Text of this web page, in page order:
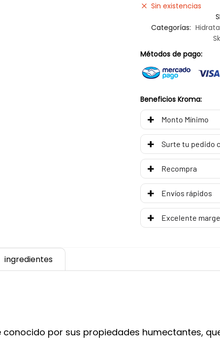
Sin existencias
Categorías:
Métodos de pago:
Beneficios Kroma:
Monto Mínimo
Surte tu pedido
Recompra
Envíos rápidos
Excelente
ingredientes
conocido por sus propiedades humectantes,